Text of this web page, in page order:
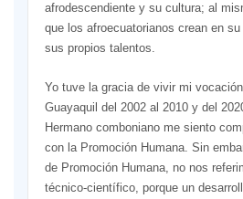
afrodescendiente y su cultura; al
que los afroecuatorianos crean en
sus propios talentos.
Yo tuve la gracia de vivir mi
Guayaquil del 2002 al 2010 y del
Hermano comboniano me siento
con la Promoción Humana. Sin
de Promoción Humana, no nos
técnico-científico, porque un